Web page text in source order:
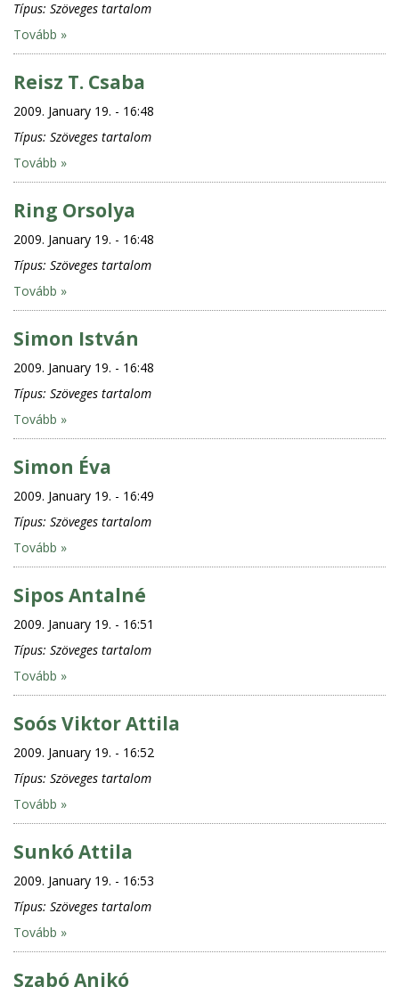
Típus: Szöveges tartalom
Tovább »
Reisz T. Csaba
2009. January 19. - 16:48
Típus: Szöveges tartalom
Tovább »
Ring Orsolya
2009. January 19. - 16:48
Típus: Szöveges tartalom
Tovább »
Simon István
2009. January 19. - 16:48
Típus: Szöveges tartalom
Tovább »
Simon Éva
2009. January 19. - 16:49
Típus: Szöveges tartalom
Tovább »
Sipos Antalné
2009. January 19. - 16:51
Típus: Szöveges tartalom
Tovább »
Soós Viktor Attila
2009. January 19. - 16:52
Típus: Szöveges tartalom
Tovább »
Sunkó Attila
2009. January 19. - 16:53
Típus: Szöveges tartalom
Tovább »
Szabó Anikó